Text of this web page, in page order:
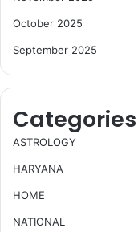
October 2025
September 2025
Categories
ASTROLOGY
HARYANA
HOME
NATIONAL